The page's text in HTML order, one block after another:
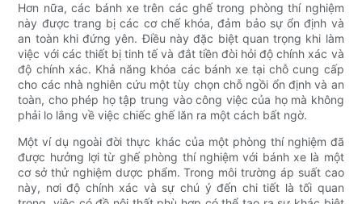
Hơn nữa, các bánh xe trên các ghế trong phòng thí nghiệm
này được trang bị các cơ chế khóa, đảm bảo sự ổn định và
an toàn khi đứng yên. Điều này đặc biệt quan trọng khi làm
việc với các thiết bị tinh tế và đắt tiền đòi hỏi độ chính xác và
độ chính xác. Khả năng khóa các bánh xe tại chỗ cung cấp
cho các nhà nghiên cứu một tùy chọn chỗ ngồi ổn định và an
toàn, cho phép họ tập trung vào công việc của họ mà không
phải lo lắng về việc chiếc ghế lăn ra một cách bất ngờ.
Một ví dụ ngoài đời thực khác của một phòng thí nghiệm đã
được hưởng lợi từ ghế phòng thí nghiệm với bánh xe là một
cơ sở thử nghiệm dược phẩm. Trong môi trường áp suất cao
này, nơi độ chính xác và sự chú ý đến chi tiết là tối quan